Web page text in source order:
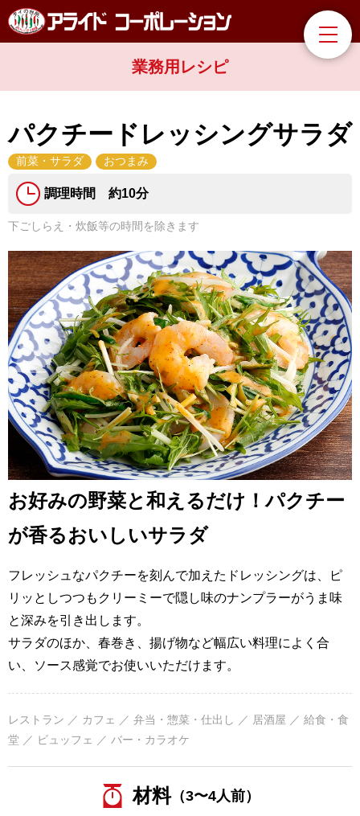
業務用レシピ
パクチードレッシングサラダ
前菜・サラダ おつまみ
調理時間 約10分
下ごしらえ・炊飯等の時間を除きます
お好みの野菜と和えるだけ！パクチー
が香るおいしいサラダ
フレッシュなパクチーを刻んで加えたドレッシングは、ピ
リッとしつつもクリーミーで隠し味のナンプラーがうま味
と深みを引き出します。
サラダのほか、春巻き、揚げ物など幅広い料理によく合
い、ソース感覚でお使いいただけます。
レストラン ／ カフェ ／ 弁当・惣菜・仕出し ／ 居酒屋 ／ 給食・食
堂 ／ ビュッフェ ／ バー・カラオケ
材料（3〜4人前）